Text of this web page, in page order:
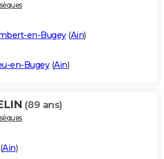
en-Bugey(Ain)
en-Bugey(Ain)
(89 ans)
Ain)